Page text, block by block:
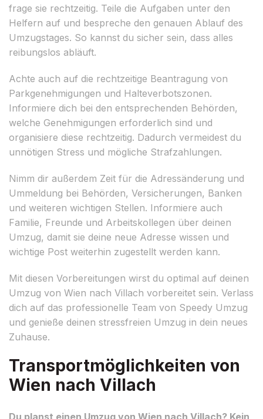
frage sie rechtzeitig. Teile die Aufgaben unter den
Helfern auf und bespreche den genauen Ablauf des
Umzugstages. So kannst du sicher sein, dass alles
reibungslos abläuft.
Achte auch auf die rechtzeitige Beantragung von
Parkgenehmigungen und Halteverbotszonen.
Informiere dich bei den entsprechenden Behörden,
welche Genehmigungen erforderlich sind und
organisiere diese rechtzeitig. Dadurch vermeidest du
unnötigen Stress und mögliche Strafzahlungen.
Nimm dir außerdem Zeit für die Adressänderung und
Ummeldung bei Behörden, Versicherungen, Banken
und weiteren wichtigen Stellen. Informiere auch
Familie, Freunde und Arbeitskollegen über deinen
Umzug, damit sie deine neue Adresse wissen und
wichtige Post weiterhin zugestellt werden kann.
Mit diesen Vorbereitungen wirst du optimal auf deinen
Umzug von Wien nach Villach vorbereitet sein. Verlass
dich auf das professionelle Team von Speedy Umzug
und genieße deinen stressfreien Umzug in dein neues
Zuhause.
Transportmöglichkeiten von
Wien nach Villach
Du planst einen Umzug von Wien nach Villach? Kein